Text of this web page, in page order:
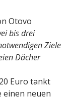
Otovo
bis drei
Ziele
Dächer
Euro tankt
einen neuen